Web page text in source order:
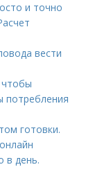
и точно
вести
чтобы
потребления
готовки.
в день.